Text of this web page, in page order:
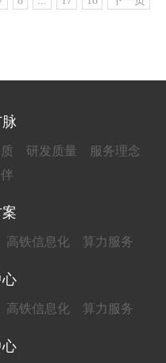
研发质量
服务理念
高铁信息化 算力服务
高铁信息化 算力服务